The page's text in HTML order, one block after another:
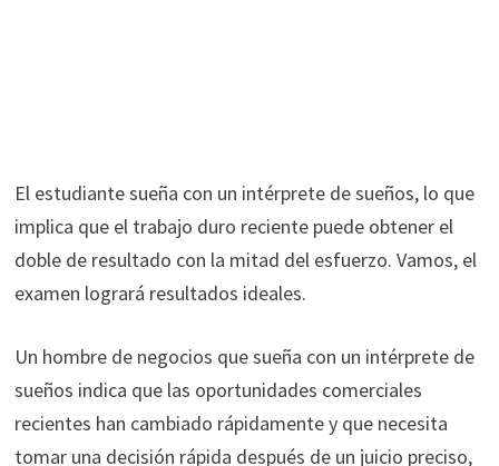
El estudiante sueña con un intérprete de sueños, lo que
implica que el trabajo duro reciente puede obtener el
doble de resultado con la mitad del esfuerzo. Vamos, el
examen logrará resultados ideales.
Un hombre de negocios que sueña con un intérprete de
sueños indica que las oportunidades comerciales
recientes han cambiado rápidamente y que necesita
tomar una decisión rápida después de un juicio preciso,